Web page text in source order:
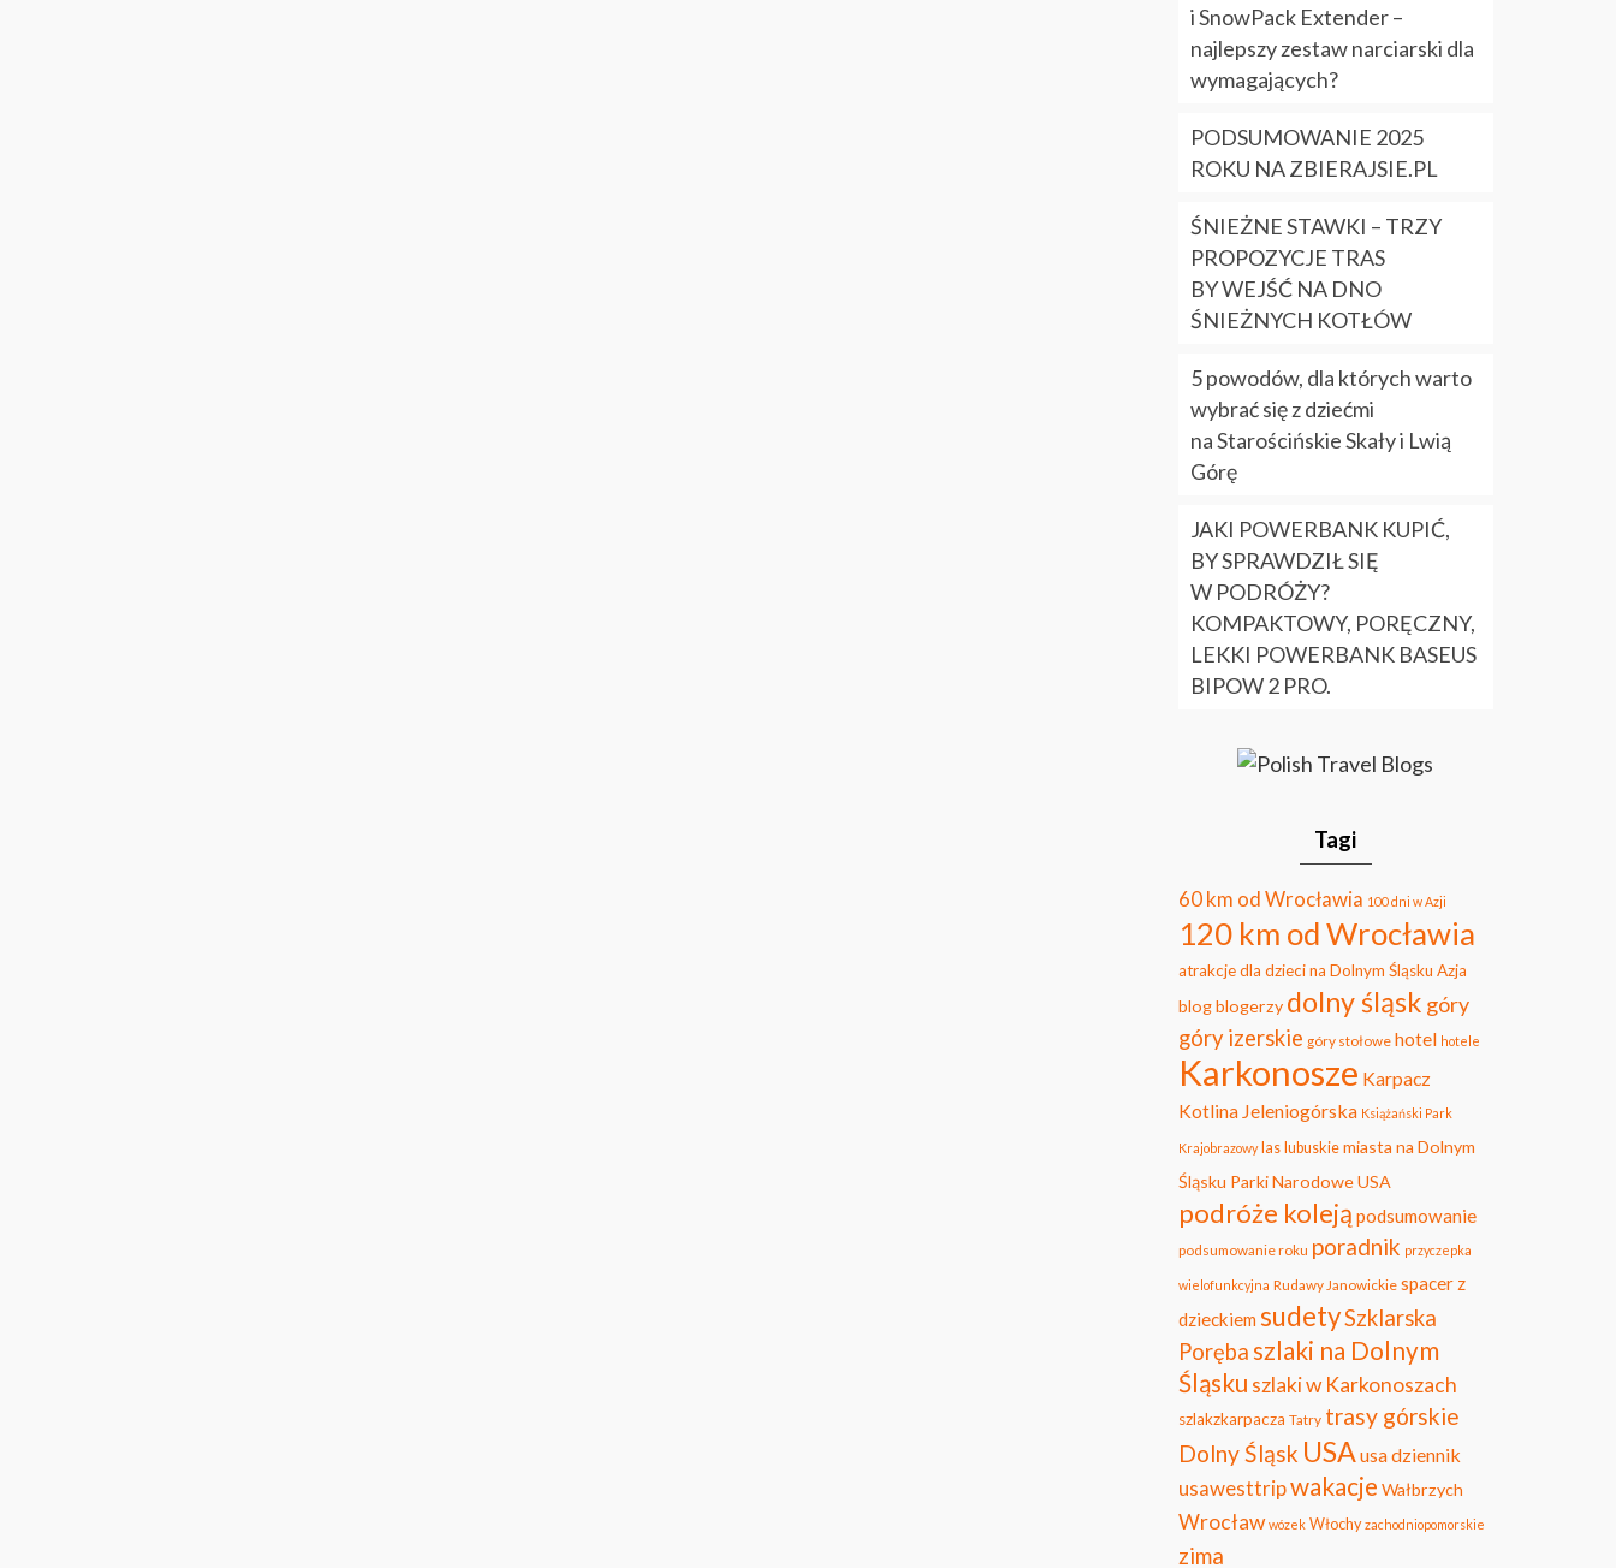
i SnowPack Extender –
najlepszy zestaw narciarski dla
wymagających?
PODSUMOWANIE 2025
ROKU NA ZBIERAJSIE.PL
ŚNIEŻNE STAWKI – TRZY
PROPOZYCJE TRAS
BY WEJŚĆ NA DNO
ŚNIEŻNYCH KOTŁÓW
5 powodów, dla których warto
wybrać się z dziećmi
na Starościńskie Skały i Lwią
Górę
JAKI POWERBANK KUPIĆ,
BY SPRAWDZIŁ SIĘ
W PODRÓŻY?
KOMPAKTOWY, PORĘCZNY,
LEKKI POWERBANK BASEUS
BIPOW 2 PRO.
Tagi
60 km od Wrocławia 100 dni w Azji
120 km od Wrocławia
atrakcje dla dzieci na Dolnym Śląsku Azja
blog blogerzy dolny śląsk góry
góry izerskie góry stołowe hotel hotele
Karkonosze Karpacz
Kotlina Jeleniogórska Książański Park
Krajobrazowy las lubuskie miasta na Dolnym
Śląsku Parki Narodowe USA
podróże koleją podsumowanie
podsumowanie roku poradnik przyczepka
wielofunkcyjna Rudawy Janowickie spacer z
dzieckiem sudetySzklarska
Poręba szlaki na Dolnym
Śląsku szlaki w Karkonoszach
szlakzkarpacza Tatry trasy górskie
Dolny Śląsk USAusa dziennik
usawesttripwakacje Wałbrzych
Wrocław wózek Włochy zachodniopomorskie
zima